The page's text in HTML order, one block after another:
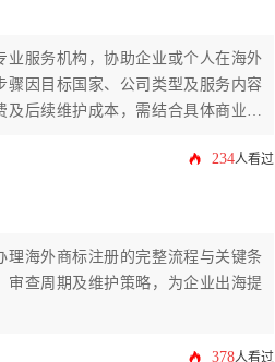
服务机构，协助企业或个人在海外
因目标国家、公司类型及服务内容
后续维护成本，需结合具体商业目
234人看过
海外商标注册的完整流程与关键条
查周期及维护策略，为企业出海提
378人看过